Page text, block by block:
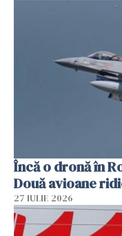
Încă o dronă în
Două avioane
27 IULIE 2026